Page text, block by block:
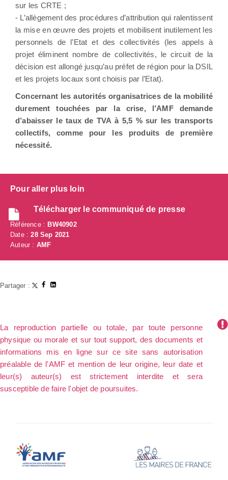
sur les CRTE ;
- L’allègement des procédures d’attribution qui ralentissent
la mise en œuvre des projets et mobilisent inutilement les
personnels de l’Etat et des collectivités (les appels à
projet éliminent nombre de collectivités, le circuit de la
décision est allongé jusqu’au préfet de région pour la DSIL
et les projets locaux sont choisis par l’Etat).
Concernant les autorités organisatrices de la mobilité
durement touchées par la crise, l’AMF demande
d’abaisser le taux de TVA à 5,5 % sur les transports
collectifs, comme pour les produits de première
nécessité.
Pour aller plus loin
Télécharger le communiqué de presse
Référence :BW40902
Date :28 Sep 2021
Auteur : AMF
Partager :
La reproduction partielle ou totale, par toute personne
physique ou morale et sur tout support, des documents et
informations mis en ligne sur ce site sans autorisation
préalable de l'AMF et mention de leur origine, leur date et
leur(s) auteur(s) est strictement interdite et sera
susceptible de faire l'objet de poursuites.